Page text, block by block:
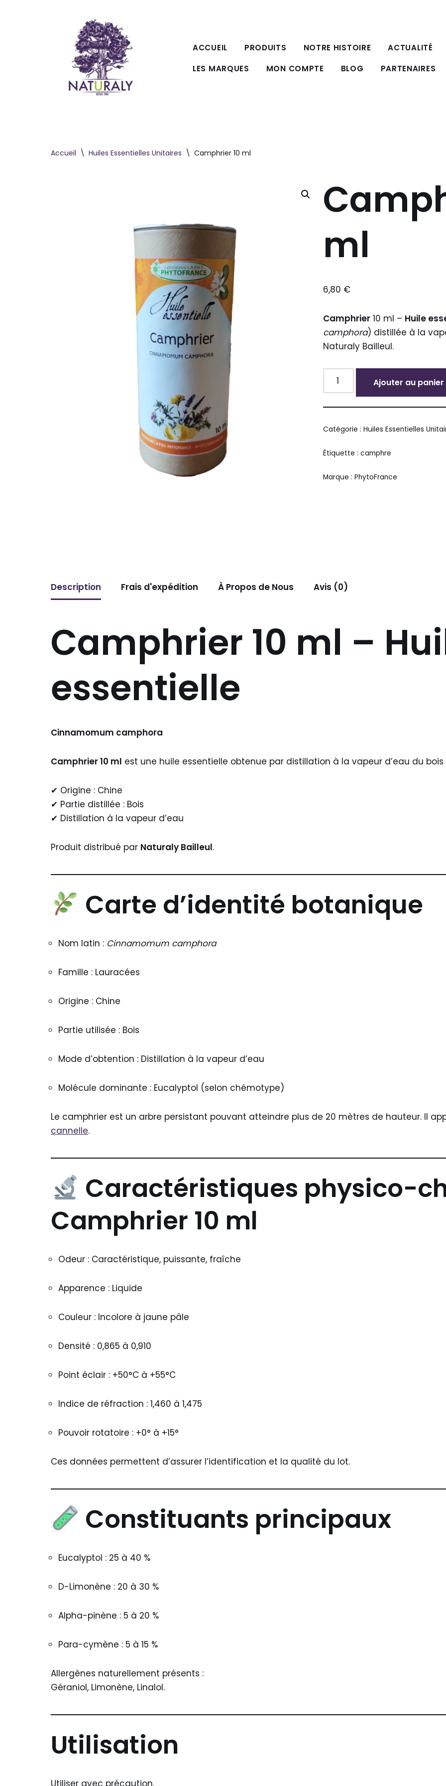
ACCUEIL PRODUITS NOTRE HISTOIRE
ACTUALITÉ
LES MARQUES
MON COMPTE BLOG PARTENAIRES
Accueil \ Huiles Essentielles Unitaires \ Camphrier 10 ml
ml
6,80 €
Camphrier 10 ml – Huile
camphora) distillée à la
Naturaly Bailleul.
Ajouter au panier
Alternative:
Catégorie :Huiles Essentielles
Étiquette :camphre
Marque :PhytoFrance
Description Frais d'expédition À Propos de Nous Avis (0)
Camphrier 10 ml –
essentielle
Cinnamomum camphora
Camphrier 10 ml est une huile essentielle obtenue par distillation à la vapeur d’eau du
✔ Origine : Chine
✔ Partie distillée : Bois
✔ Distillation à la vapeur d’eau
Produit distribué par Naturaly Bailleul.
Carte d’identité botanique
Nom latin : Cinnamomum camphora
Famille : Lauracées
Origine : Chine
Partie utilisée : Bois
Mode d’obtention : Distillation à la vapeur d’eau
Molécule dominante : Eucalyptol (selon chémotype)
Le camphrier est un arbre persistant pouvant atteindre plus de 20 mètres de hauteur. Il
cannelle.
Caractéristiques physico-
Camphrier 10 ml
Odeur : Caractéristique, puissante, fraîche
Apparence : Liquide
Couleur : Incolore à jaune pâle
Densité : 0,865 à 0,910
Point éclair : +50°C à +55°C
Indice de réfraction : 1,460 à 1,475
Pouvoir rotatoire : +0° à +15°
Ces données permettent d’assurer l’identification et la qualité du lot.
Constituants principaux
Eucalyptol : 25 à 40 %
D-Limonène : 20 à 30 %
Alpha-pinène : 5 à 20 %
Para-cymène : 5 à 15 %
Allergènes naturellement présents :
Géraniol, Limonène, Linalol.
Utilisation
Utiliser avec précaution.